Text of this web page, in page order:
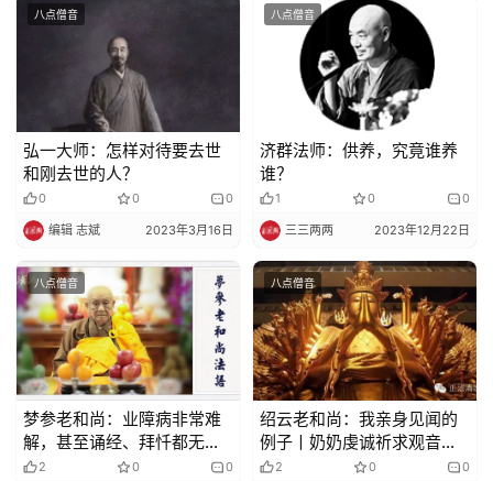
八点僧音
弘一大师：怎样对待要去世
和刚去世的人？
0 0 0
编辑 志斌 2023年3月16日
八点僧音
济群法师：供养，究竟谁养
谁？
1 0 0
三三两两 2023年12月22日
八点僧音
梦参老和尚：业障病非常难
解，甚至诵经、拜忏都无
效，怎么办
2 0 0
八点僧音
绍云老和尚：我亲身见闻的
例子丨奶奶虔诚祈求观音菩
萨找回。。。
2 0 0